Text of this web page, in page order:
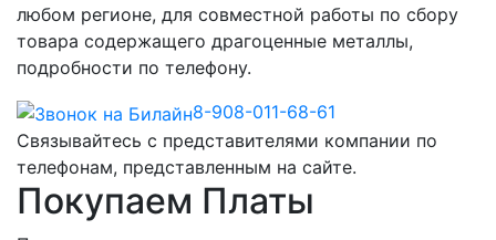
любом регионе, для совместной работы по сбору
товара содержащего драгоценные металлы,
подробности по телефону.
8-908-011-68-61
Связывайтесь с представителями компании по
телефонам, представленным на сайте.
Покупаем Платы